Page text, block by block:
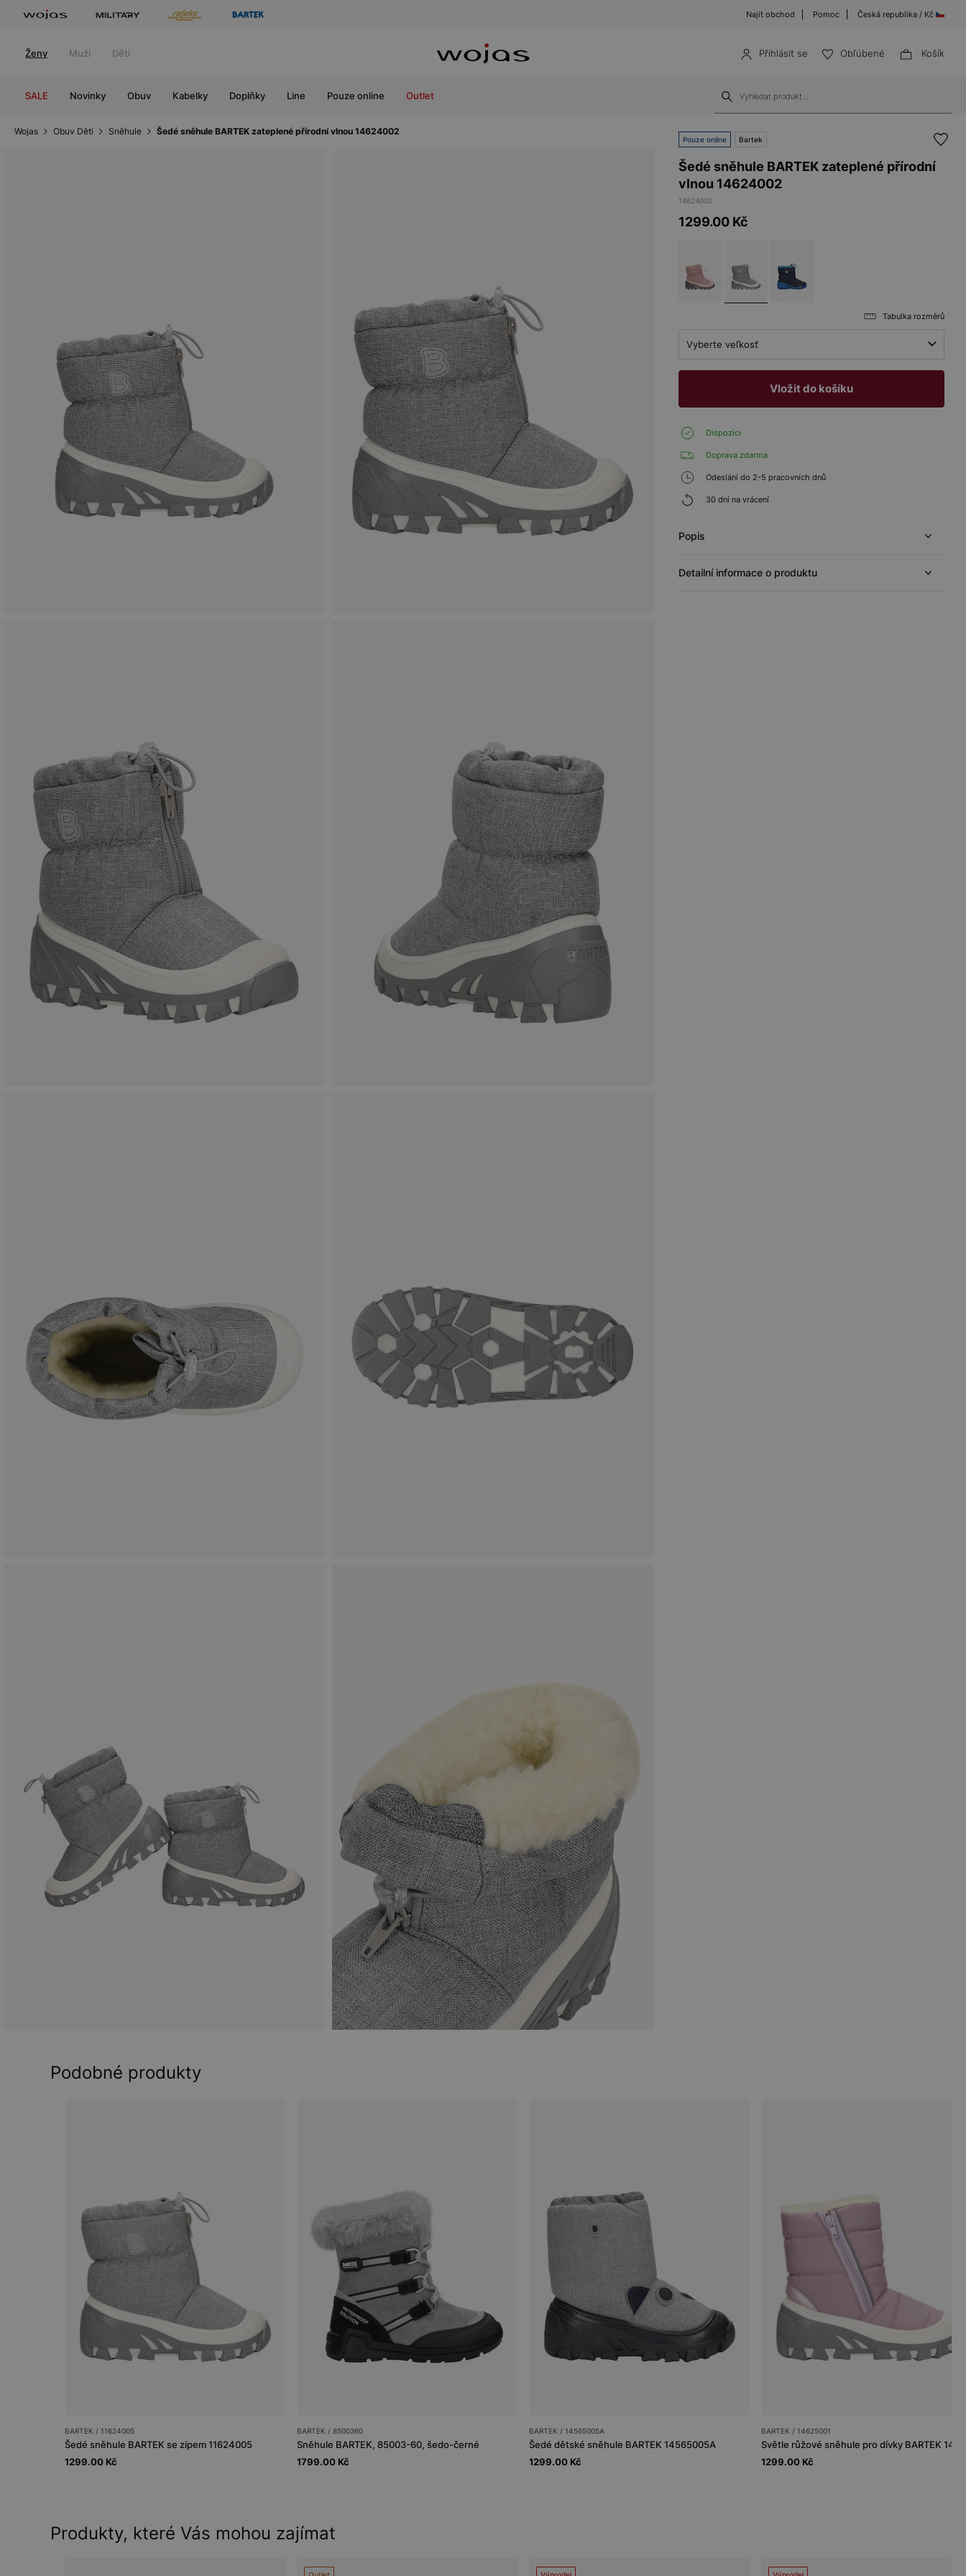
Najít obchod Pomoc Česká republika / Kč
Ženy Muži Děti Přihlásit se Obľúbené Košík
SALE Novinky Obuv Kabelky Doplňky Line Pouze online Outlet
Wojas Obuv Děti Sněhule Šedé sněhule BARTEK zateplené přírodní vlnou 14624002
Pouze online Bartek
Šedé sněhule BARTEK zateplené přírodní
vlnou 14624002
14624002
1299.00 Kč
Tabulka rozměrů
Vyberte veľkosť
Vložit do košíku
Dispozici
Doprava zdarma
Odeslání do 2-5 pracovních dnů
30 dní na vrácení
Popis
Detailní informace o produktu
Podobné produkty
BARTEK / 11624005
Šedé sněhule BARTEK se zipem 11624005
1299.00 Kč
BARTEK / 8500360
Sněhule BARTEK, 85003-60, šedo-černé
1799.00 Kč
BARTEK / 14565005A
Šedé dětské sněhule BARTEK 14565005A
1299.00 Kč
BARTEK / 14625001
1299.00 Kč
Produkty, které Vás mohou zajímat